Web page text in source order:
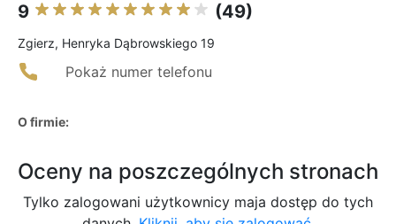
9 (49)
Zgierz, Henryka Dąbrowskiego 19
Pokaż numer telefonu
O firmie:
Oceny na poszczególnych stronach
Tylko zalogowani użytkownicy maja dostęp do tych